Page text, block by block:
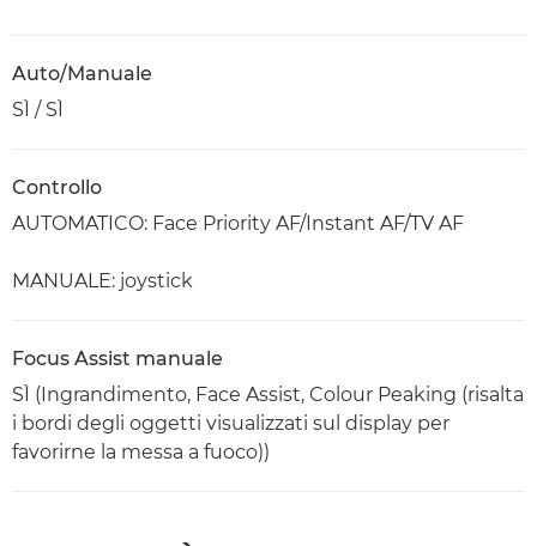
Auto/Manuale
SÌ / SÌ
Controllo
AUTOMATICO: Face Priority AF/Instant AF/TV AF
MANUALE: joystick
Focus Assist manuale
SÌ (Ingrandimento, Face Assist, Colour Peaking (risalta
i bordi degli oggetti visualizzati sul display per
favorirne la messa a fuoco))